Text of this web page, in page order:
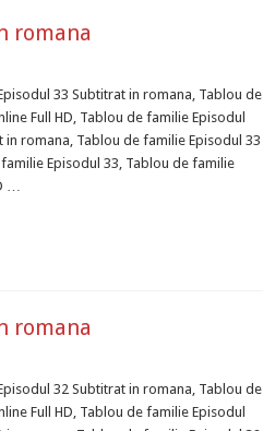
romana
33 Subtitrat in romana, Tablou de
Full HD, Tablou de familie Episodul
in romana, Tablou de familie Episodul 33
Episodul 33, Tablou de familie
…
romana
32 Subtitrat in romana, Tablou de
Full HD, Tablou de familie Episodul